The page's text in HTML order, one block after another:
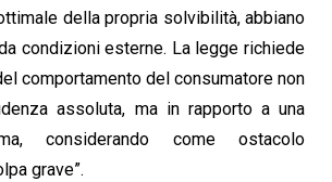
della propria solvibilità, abbiano
condizioni esterne. La legge richiede
comportamento del consumatore non
assoluta, ma in rapporto a una
considerando come ostacolo
grave”.